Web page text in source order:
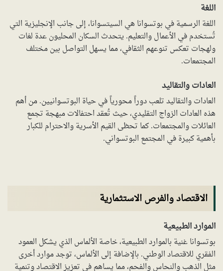
اللغة
اللغة الرسمية في بوتسوانا هي السيتسوانا، إلى جانب الإنجليزية التي
تُستخدم في الأعمال والتعليم. يتحدث السكان المحليون عدة لغات
ولهجات تعكس تنوعهم الثقافي، مما يسهل التواصل بين مختلف
المجتمعات.
العادات والتقاليد
العادات والتقاليد تلعب دوراً محورياً في حياة البوتسوانيين. من أهم
هذه العادات الزواج التقليدي، حيث تُعقد احتفالات مبهجة تجمع
العائلات والمجتمعات. كما تحظى القيم الأسرية والاحترام للكبار
بأهمية كبيرة في المجتمع البوتسواني.
الاقتصاد والفرص الاستثمارية
الموارد الطبيعية
بوتسوانا غنية بالموارد الطبيعية، خاصة الألماس الذي يشكل العمود
الفقري للاقتصاد الوطني. بالإضافة إلى الألماس، توجد موارد أخرى
مثل الذهب والنحاس والفحم، مما يساهم في تعزيز الاقتصاد وتنمية